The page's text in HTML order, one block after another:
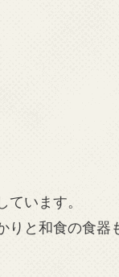
います。
りと和食の食器